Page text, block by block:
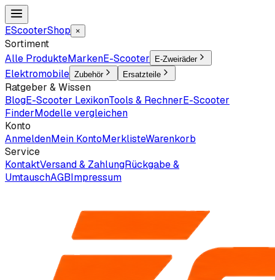
EScooterShop ×
Sortiment
Alle ProdukteMarkenE-Scooter E-Zweiräder
Elektromobile Zubehör Ersatzteile
Ratgeber & Wissen
BlogE-Scooter LexikonTools & RechnerE-Scooter
FinderModelle vergleichen
Konto
AnmeldenMein KontoMerklisteWarenkorb
Service
KontaktVersand & ZahlungRückgabe &
UmtauschAGBImpressum